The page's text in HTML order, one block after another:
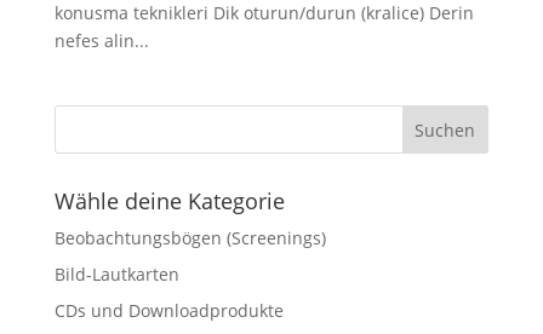
konusma teknikleri Dik oturun/durun (kralice) Derin
nefes alin...
Wähle deine Kategorie
Beobachtungsbögen (Screenings)
Bild-Lautkarten
CDs und Downloadprodukte